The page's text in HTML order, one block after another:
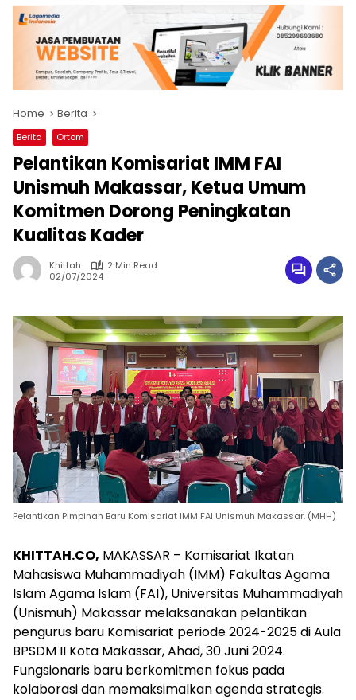
Home Berita
Berita Ortom
Pelantikan Komisariat IMM FAI
Unismuh Makassar, Ketua Umum
Komitmen Dorong Peningkatan
Kualitas Kader
Khittah
2 Min Read
02/07/2024
Pelantikan Pimpinan Baru Komisariat IMM FAI Unismuh Makassar. (MHH)
KHITTAH.CO, MAKASSAR – Komisariat Ikatan
Mahasiswa Muhammadiyah (IMM) Fakultas Agama
Islam Agama Islam (FAI), Universitas Muhammadiyah
(Unismuh) Makassar melaksanakan pelantikan
pengurus baru Komisariat periode 2024-2025 di Aula
BPSDM II Kota Makassar, Ahad, 30 Juni 2024.
Fungsionaris baru berkomitmen fokus pada
kolaborasi dan memaksimalkan agenda strategis.